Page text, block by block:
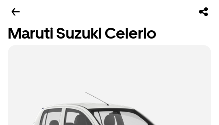
Maruti Suzuki Celerio